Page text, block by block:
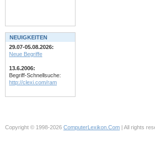
NEUIGKEITEN
29.07-05.08.2026:
Neue Begriffe
13.6.2006:
Begriff-Schnellsuche:
http://clexi.com/ram
Copyright © 1998-2026 ComputerLexikon.Com | All rights